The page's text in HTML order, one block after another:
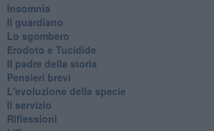
Insomnia
Il guardiano
Lo sgombero
Erodoto e Tucidide
Il padre della storia
Pensieri brevi
L'evoluzione della specie
Il servizio
Riflessioni